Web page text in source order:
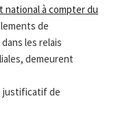
national à compter du
de
les relais
demeurent
justificatif de